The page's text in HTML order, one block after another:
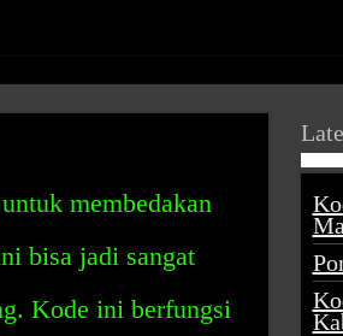
membedakan
bisa jadi sangat
Kode ini berfungsi